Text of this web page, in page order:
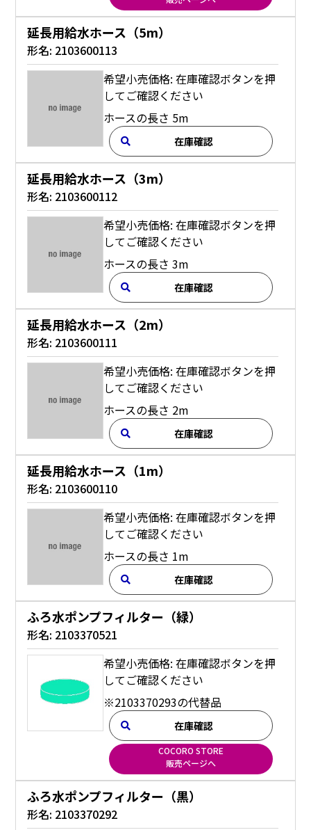
延長用給水ホース（5m）
形名: 2103600113
希望小売価格: 在庫確認ボタンを押
してご確認ください
ホースの長さ 5m
在庫確認
延長用給水ホース（3m）
形名: 2103600112
希望小売価格: 在庫確認ボタンを押
してご確認ください
ホースの長さ 3m
在庫確認
延長用給水ホース（2m）
形名: 2103600111
希望小売価格: 在庫確認ボタンを押
してご確認ください
ホースの長さ 2m
在庫確認
延長用給水ホース（1m）
形名: 2103600110
希望小売価格: 在庫確認ボタンを押
してご確認ください
ホースの長さ 1m
在庫確認
ふろ水ポンプフィルター（緑）
形名: 2103370521
希望小売価格: 在庫確認ボタンを押
してご確認ください
※2103370293の代替品
在庫確認
COCORO STORE
販売ページへ
ふろ水ポンプフィルター（黒）
形名: 2103370292